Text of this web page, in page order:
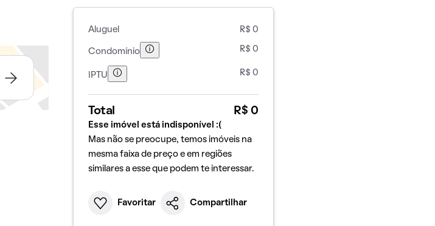
Aluguel R$ 0
Condomínio R$ 0
IPTU R$ 0
Total R$ 0
Esse imóvel está indisponível :(
Mas não se preocupe, temos imóveis na
mesma faixa de preço e em regiões
similares a esse que podem te interessar.
Favoritar Compartilhar